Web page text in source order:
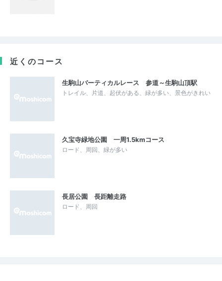
近くのコース
生駒山バーティカルレース 参道～生駒山頂駅
トレイル、片道、起伏がある、緑が多い、景色がきれい
久宝寺緑地公園 一周1.5kmコース
ロード、周回、緑が多い
長居公園 長距離走路
ロード、周回